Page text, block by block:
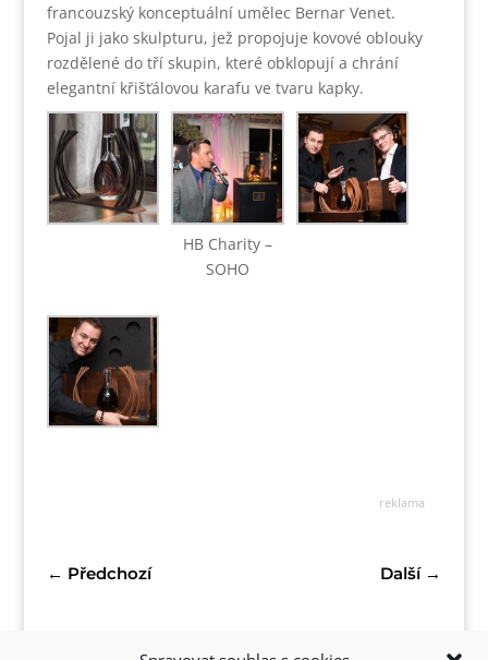
francouzský konceptuální umělec Bernar Venet.
Pojal ji jako skulpturu, jež propojuje kovové oblouky
rozdělené do tří skupin, které obklopují a chrání
elegantní křišťálovou karafu ve tvaru kapky.
HB Charity –
SOHO
reklama
← Předchozí Další→